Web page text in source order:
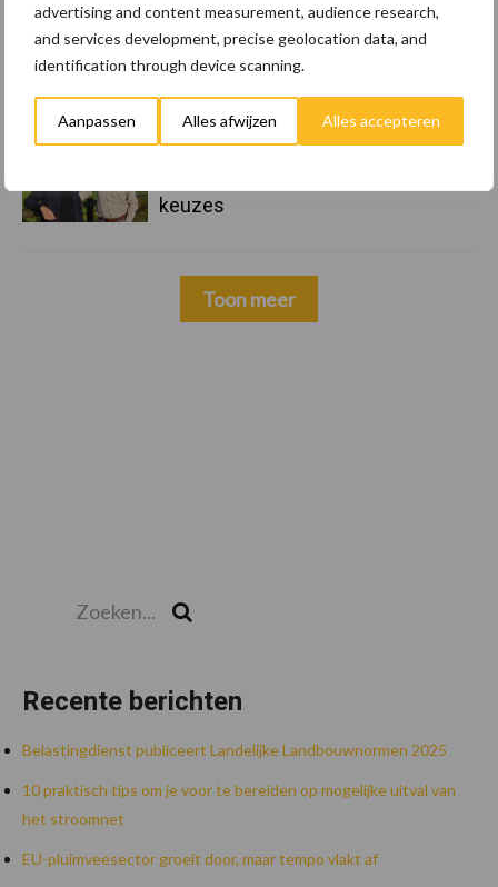
advertising and content measurement, audience research,
and services development, precise geolocation data, and
identification through device scanning.
Aanpassen Alles afwijzen Alles accepteren
22 dec
Kwaliteit als wapen tegen
internationale handelsdruk in de
veeteeltsector
22 dec
BoerenPerspectief en Erfcoaching
keuzes
Toon meer
Recente berichten
Belastingdienst publiceert Landelijke Landbouwnormen 2025
10 praktisch tips om je voor te bereiden op mogelijke uitval van
het stroomnet
EU-pluimveesector groeit door, maar tempo vlakt af